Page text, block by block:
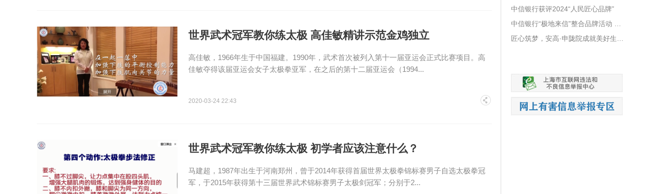
世界武术冠军教你练太极 高佳敏精讲示范金鸡独立
高佳敏，1966年生于中国福建。1990年，武术首次被列入第十一届亚运会正式比赛项目。高
佳敏夺得该届亚运会女子太极拳亚军，在之后的第十二届亚运会（1994...
2020-03-24 22:43
世界武术冠军教你练太极 初学者应该注意什么？
马建超，1987年出生于河南郑州，曾于2014年获得首届世界太极拳锦标赛男子自选太极拳冠
军，于2015年获得第十三届世界武术锦标赛男子太极剑冠军；分别于2...
中信银行获评2024“人民匠心品牌”